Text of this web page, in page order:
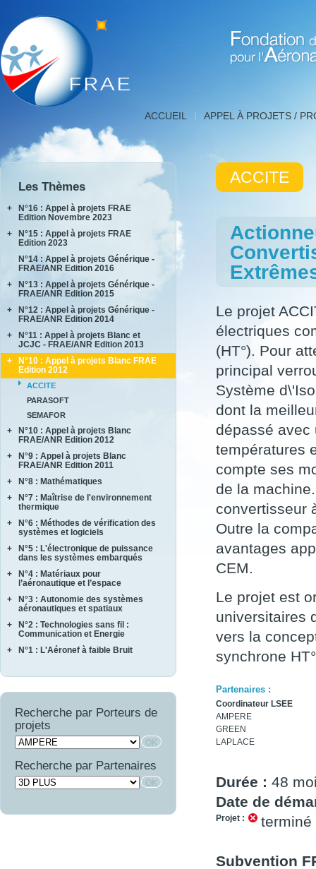
Détail
FNRAE
Fondation
de
Recherche
l'Aéronautique
l'Espace
ACCUEIL APPEL À PROJETS /
Les Thèmes
+
N°16 : Appel à projets FRAE
Edition Novembre 2023
INPACT
RAKEL
+
N°15 : Appel à projets FRAE
Edition 2023
AIDEAS
AIxIA
N°14 : Appel à projets Générique -
FRAE/ANR Edition 2016
+
N°13 : Appel à projets Générique -
FRAE/ANR Edition 2015
AIRTIUS
BRENNUS
COVERIF
FA2SCINAE
MAGIC
+
N°12 : Appel à projets Générique -
FRAE/ANR Edition 2014
ANVES
HighS-Ti
M-SCOT
MAPEE
TIMBER
+
N°11 : Appel à projets Blanc et
JCJC - FRAE/ANR Edition 2013
AMANDE
COMPACS
METAUDIBLE
NEXTFLAME
REFINE
REMEDDIES
SLENDER
+
N°10 : Appel à projets Blanc FRAE
Edition 2012
ACCITE
PARASOFT
SEMAFOR
+
N°10 : Appel à projets Blanc
FRAE/ANR Edition 2012
LIMICOS
+
N°9 : Appel à projets Blanc
FRAE/ANR Edition 2011
DISCERN
SePaCoDe
SONOBL
+ N°8 : Mathématiques
ECOSEA
IPPON
MEMORIA
+
N°7 : Maîtrise de l'environnement
thermique
ASTHER
COMIFO
MATRAS
STRASS
SYRTIPE
+
N°6 : Méthodes de vérification des
systèmes et logiciels
ALPROSE
ASCERT
CAVALE
SARDANES
+
N°5 : L'électronique de puissance
dans les systèmes embarqués
CASAREL
COTECH
EPAHT
FEMINA
+
N°4 : Matériaux pour
l’aéronautique et l’espace
AMFORTAS
CASSIS
CORTEC
RUPSCEN
THERMONC
VICOMTHE
+
N°3 : Autonomie des systèmes
aéronautiques et spatiaux
MARAE
NAVIFLOW
SCA2RS
+
N°2 : Technologies sans fil :
Communication et Energie
ASTRAL
FINEST
LIMA
WAVE SUPPLY
+ N°1 : L'Aéronef à faible Bruit
COMBE
OSCAR
Recherche par Porteurs de
projets
Recherche par Partenaires
ACCITE
Le projet
électriques
(HT°). Pour
principal
Système
dont la
dépassé avec
températures
compte ses
de la
convertisseur
Outre la
avantages
CEM.
Le projet est
universitaires
vers la
synchrone
Partenaires :
Coordinateur LSEE
AMPERE
GREEN
LAPLACE
Durée : 48
Date de
Projet : terminé
Subvention